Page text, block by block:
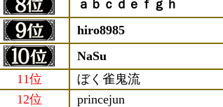
ａｂｃｄｅｆｇｈ
hiro8985
NaSu
11位
ぼく雀鬼流
12位
princejun